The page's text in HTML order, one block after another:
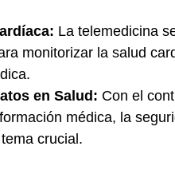
La telemedicina
monitorizar la salud
en Salud: Con el
médica, la
crucial.